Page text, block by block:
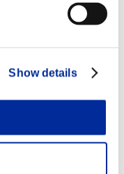
Show details